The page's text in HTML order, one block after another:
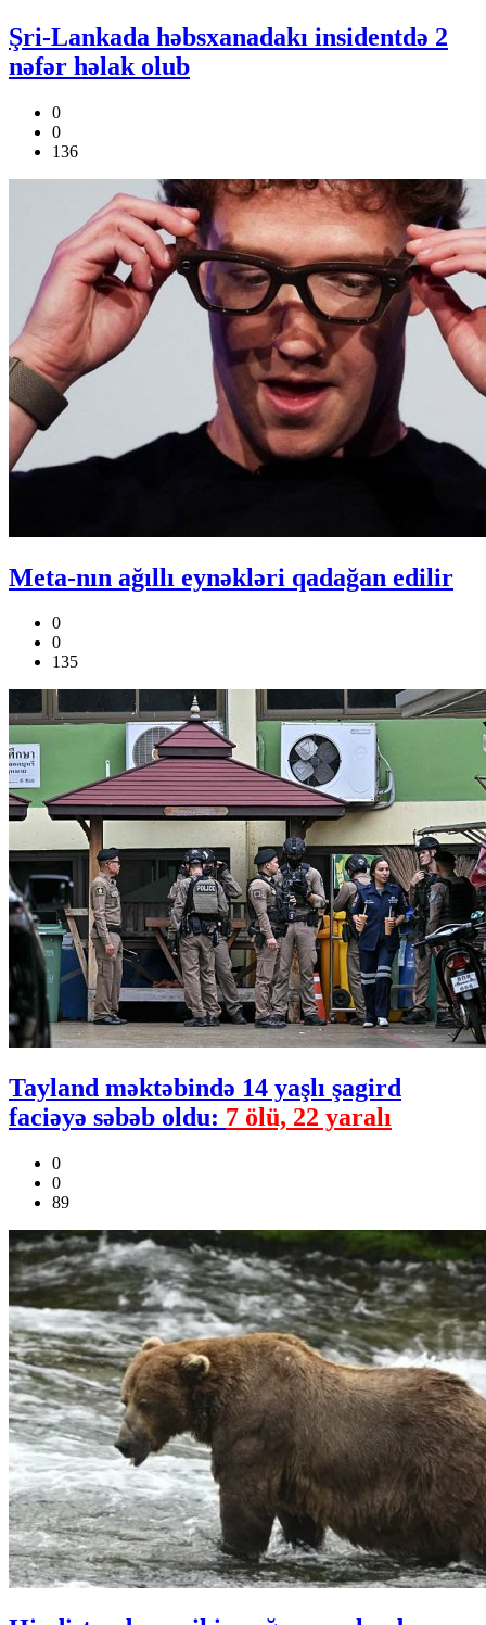
Şri-Lankada həbsxanadakı insidentdə 2
nəfər həlak olub
0
0
136
Meta-nın ağıllı eynəkləri qadağan edilir
0
0
135
Tayland məktəbində 14 yaşlı şagird
faciəyə səbəb oldu: 7 ölü, 22 yaralı
0
0
89